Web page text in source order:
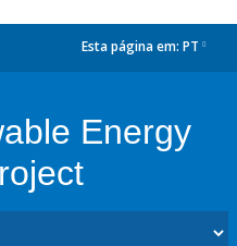
Esta página em: PT
Energy